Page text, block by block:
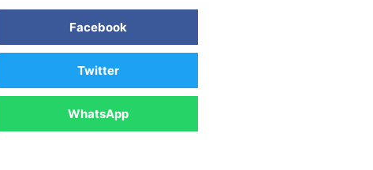
Facebook
Twitter
WhatsApp